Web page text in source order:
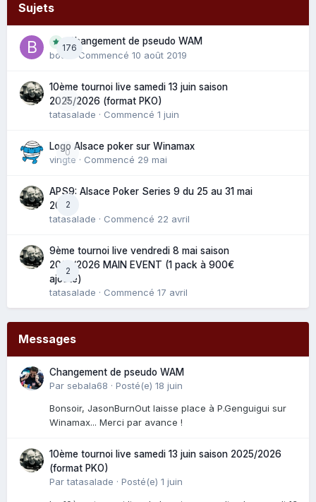
Sujets
176
Changement de pseudo WAM
bouli · Commencé 10 août 2019
0
10ème tournoi live samedi 13 juin saison
2025/2026 (format PKO)
tatasalade · Commencé 1 juin
0
Logo Alsace poker sur Winamax
vingte · Commencé 29 mai
2
APS9: Alsace Poker Series 9 du 25 au 31 mai
2025
tatasalade · Commencé 22 avril
2
9ème tournoi live vendredi 8 mai saison
2025/2026 MAIN EVENT (1 pack à 900€
ajouté)
tatasalade · Commencé 17 avril
Messages
Changement de pseudo WAM
Par sebala68 · Posté(e) 18 juin
Bonsoir, JasonBurnOut laisse place à P.Genguigui sur
Winamax... Merci par avance !
10ème tournoi live samedi 13 juin saison 2025/2026
(format PKO)
Partatasalade · Posté(e) 1 juin